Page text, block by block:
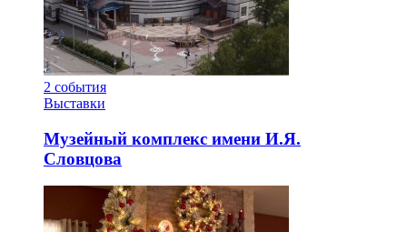
2 события
Выставки
Музейный комплекс имени И.Я.
Словцова